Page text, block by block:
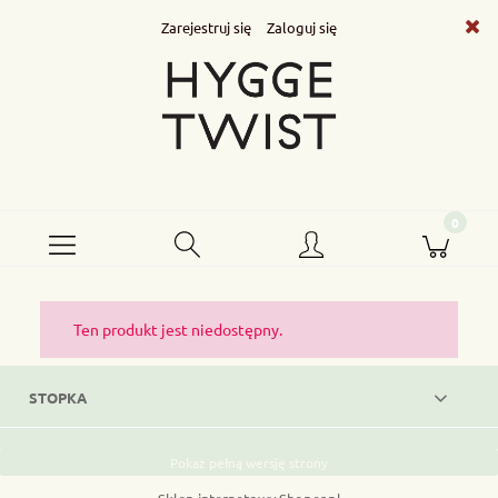
Zarejestruj się Zaloguj się
Ten produkt jest niedostępny.
STOPKA
Pokaż pełną wersję strony